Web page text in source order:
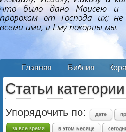
Главная Библия
Статьи
Упорядочить по: дате
за все время в этом месяце